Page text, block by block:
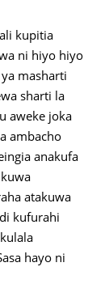
kupitia
ni hiyo hiyo
masharti
sharti la
aweke joka
ambacho
anakufa
atakuwa
kufurahi
hayo ni